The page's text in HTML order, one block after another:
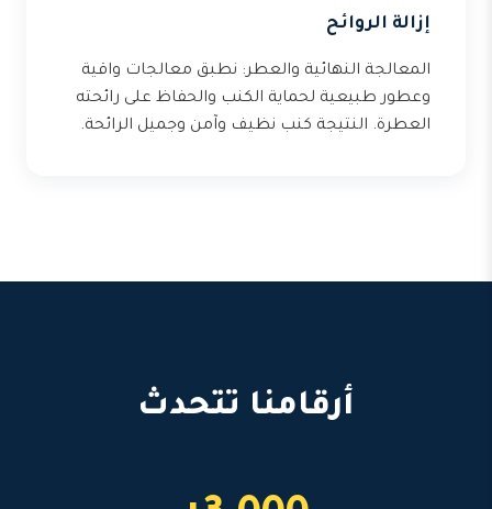
إزالة الروائح
المعالجة النهائية والعطر: نطبق معالجات واقية
وعطور طبيعية لحماية الكنب والحفاظ على رائحته
العطرة. النتيجة كنب نظيف وآمن وجميل الرائحة.
أرقامنا تتحدث